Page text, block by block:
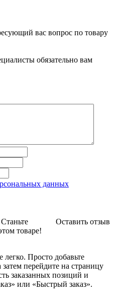
вас вопрос по товару
обязательно вам
данных
Оставить отзыв
товаре!
Просто добавьте
перейдите на страницу
заказанных позиций и
или «Быстрый заказ».